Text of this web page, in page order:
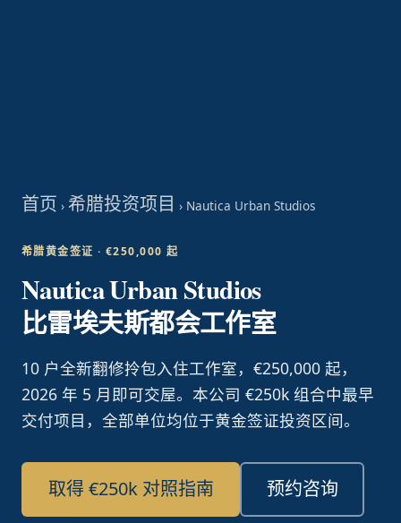
首页 › 希腊投资项目 › Nautica Urban Studios
希腊黄金签证 · €250,000 起
Nautica Urban Studios
比雷埃夫斯都会工作室
10 户全新翻修拎包入住工作室，€250,000 起，
2026 年 5 月即可交屋。本公司 €250k 组合中最早
交付项目，全部单位均位于黄金签证投资区间。
取得 €250k 对照指南 预约咨询